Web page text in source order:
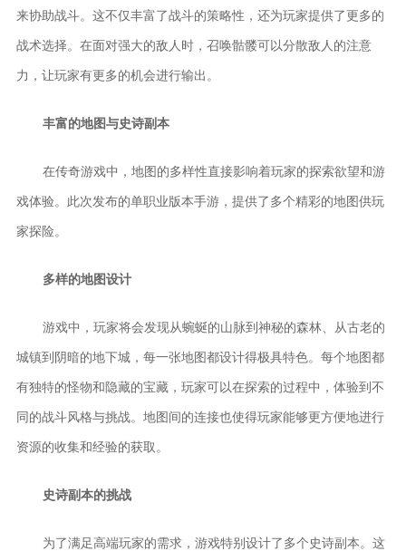
来协助战斗。这不仅丰富了战斗的策略性，还为玩家提供了更多的
战术选择。在面对强大的敌人时，召唤骷髅可以分散敌人的注意
力，让玩家有更多的机会进行输出。
丰富的地图与史诗副本
在传奇游戏中，地图的多样性直接影响着玩家的探索欲望和游
戏体验。此次发布的单职业版本手游，提供了多个精彩的地图供玩
家探险。
多样的地图设计
游戏中，玩家将会发现从蜿蜒的山脉到神秘的森林、从古老的
城镇到阴暗的地下城，每一张地图都设计得极具特色。每个地图都
有独特的怪物和隐藏的宝藏，玩家可以在探索的过程中，体验到不
同的战斗风格与挑战。地图间的连接也使得玩家能够更方便地进行
资源的收集和经验的获取。
史诗副本的挑战
为了满足高端玩家的需求，游戏特别设计了多个史诗副本。这